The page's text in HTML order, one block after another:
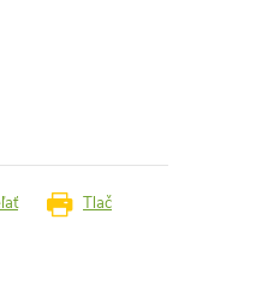
Tlač